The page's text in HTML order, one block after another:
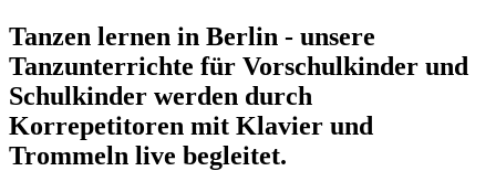
Tanzen lernen in Berlin - unsere
Tanzunterrichte für Vorschulkinder und
Schulkinder werden durch
Korrepetitoren mit Klavier und
Trommeln live begleitet.